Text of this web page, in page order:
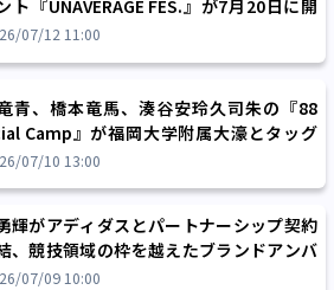
ト『UNAVERAGE FES.』が7月20日に開
競技のトップアスリートが集結
07/12 11:00
青、橋本竜馬、湊谷安玲久司朱の『88
Camp』が福岡大学附属大濠とタッグ
で開催、片峯聡太コーチも直接指導
07/10 13:00
輝がアディダスとパートナーシップ契約
、競技領域の枠を越えたブランドアンバ
に就任へ
07/09 10:00